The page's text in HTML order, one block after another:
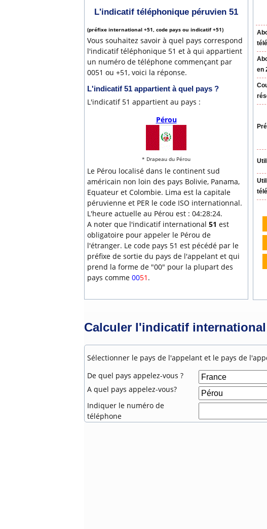
L'indicatif téléphonique péruvien 51
(préfixe international +51, code pays ou indicatif +51)
Vous souhaitez savoir à quel pays correspond
l'indicatif téléphonique 51 et à qui appartient
un numéro de téléphone commençant par
0051 ou +51, voici la réponse.
L'indicatif 51 appartient à quel pays ?
L'indicatif 51 appartient au pays :
Pérou
* Drapeau du Pérou
Le Pérou localisé dans le continent sud
américain non loin des pays Bolivie, Panama,
Equateur et Colombie. Lima est la capitale
péruvienne et PER le code ISO internationnal.
L'heure actuelle au Pérou est : 04:28:24.
A noter que l'indicatif international 51 est
obligatoire pour appeler le Pérou de
l'étranger. Le code pays 51 est pécédé par le
préfixe de sortie du pays de l'appelant et qui
prend la forme de "00" pour la plupart des
pays comme 0051 .
en
Calculer l'indicatif international
Sélectionner le pays de l'appelant et le pays de
De quel pays appelez-vous ?
A quel pays appelez-vous?
Indiquer le numéro de
téléphone